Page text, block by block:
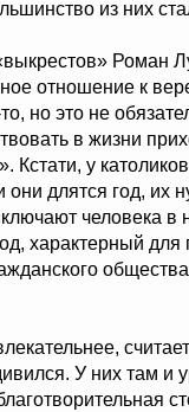
из них
Роман
отношение к
но это не
в жизни
Кстати, у
они длятся год, их
человека в
характерный для
У них там и